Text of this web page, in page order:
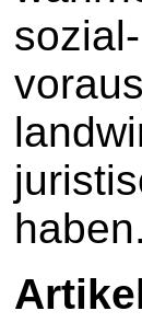
haben.